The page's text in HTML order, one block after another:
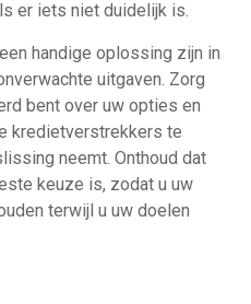
er iets niet duidelijk is.
handige oplossing zijn in
uitgaven. Zorg
bent over uw opties en
kredietverstrekkers te
neemt. Onthoud dat
keuze is, zodat u uw
terwijl u uw doelen